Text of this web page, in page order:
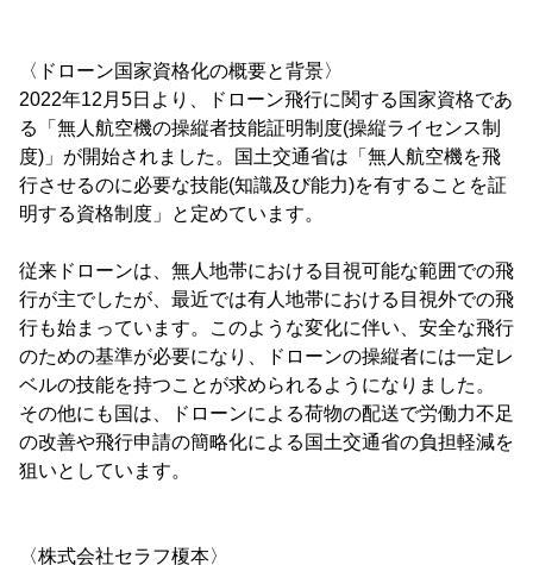
〈ドローン国家資格化の概要と背景〉
2022年12月5日より、ドローン飛行に関する国家資格であ
る「無人航空機の操縦者技能証明制度(操縦ライセンス制
度)」が開始されました。国土交通省は「無人航空機を飛
行させるのに必要な技能(知識及び能力)を有することを証
明する資格制度」と定めています。
従来ドローンは、無人地帯における目視可能な範囲での飛
行が主でしたが、最近では有人地帯における目視外での飛
行も始まっています。このような変化に伴い、安全な飛行
のための基準が必要になり、ドローンの操縦者には一定レ
ベルの技能を持つことが求められるようになりました。
その他にも国は、ドローンによる荷物の配送で労働力不足
の改善や飛行申請の簡略化による国土交通省の負担軽減を
狙いとしています。
〈株式会社セラフ榎本〉